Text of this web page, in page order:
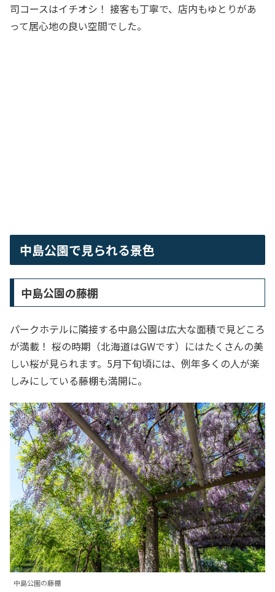
司コースはイチオシ！ 接客も丁寧で、店内もゆとりがあ
って居心地の良い空間でした。
中島公園で見られる景色
中島公園の藤棚
パークホテルに隣接する中島公園は広大な面積で見どころ
が満載！ 桜の時期（北海道はGWです）にはたくさんの美
しい桜が見られます。5月下旬頃には、例年多くの人が楽
しみにしている藤棚も満開に。
中島公園の藤棚